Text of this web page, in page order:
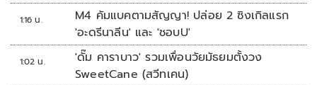
1:16 น.
M4 คัมแบคตามสัญญา! ปล่อย 2 ซิงเกิลแรก
'อะดรีนาลีน' และ 'ชอบU'
1:02 น.
'ดั๊ม คาราบาว' รวมเพื่อนวัยมัธยมตั้งวง
SweetCane (สวีทเคน)